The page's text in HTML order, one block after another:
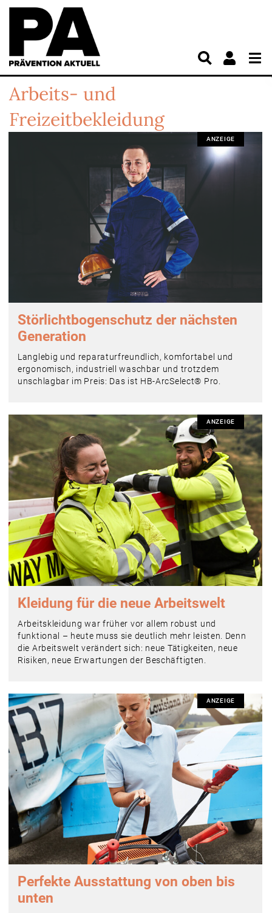
Arbeits- und
Freizeitbekleidung
ANZEIGE
Störlichtbogenschutz der nächsten
Generation
Langlebig und reparaturfreundlich, komfortabel und
ergonomisch, industriell waschbar und trotzdem
unschlagbar im Preis: Das ist HB-ArcSelect® Pro.
ANZEIGE
Kleidung für die neue Arbeitswelt
Arbeitskleidung war früher vor allem robust und
funktional – heute muss sie deutlich mehr leisten. Denn
die Arbeitswelt verändert sich: neue Tätigkeiten, neue
Risiken, neue Erwartungen der Beschäftigten.
ANZEIGE
Perfekte Ausstattung von oben bis
unten